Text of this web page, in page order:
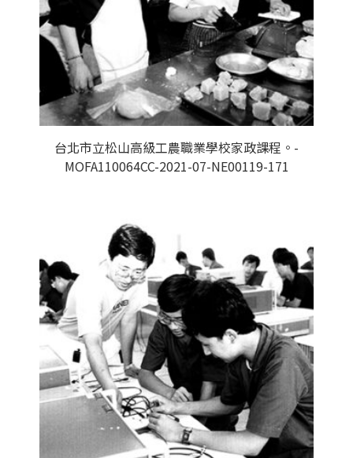
台北市立松山高級工農職業學校家政課程。-
MOFA110064CC-2021-07-NE00119-171